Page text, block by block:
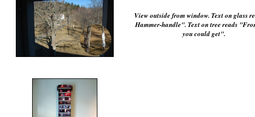
View outside from window. Text on glass
Hammer-handle". Text on tree reads
you could get".